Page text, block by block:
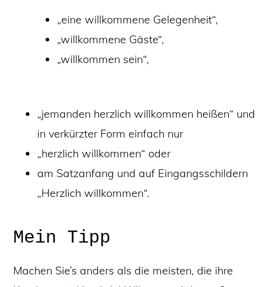
„eine willkommene Gelegenheit“,
„willkommene Gäste“,
„willkommen sein“,
„jemanden herzlich willkommen heißen“ und
in verkürzter Form einfach nur
„herzlich willkommen“ oder
am Satzanfang und auf Eingangsschildern
„Herzlich willkommen“.
Mein Tipp
Machen Sie’s anders als die meisten, die ihre